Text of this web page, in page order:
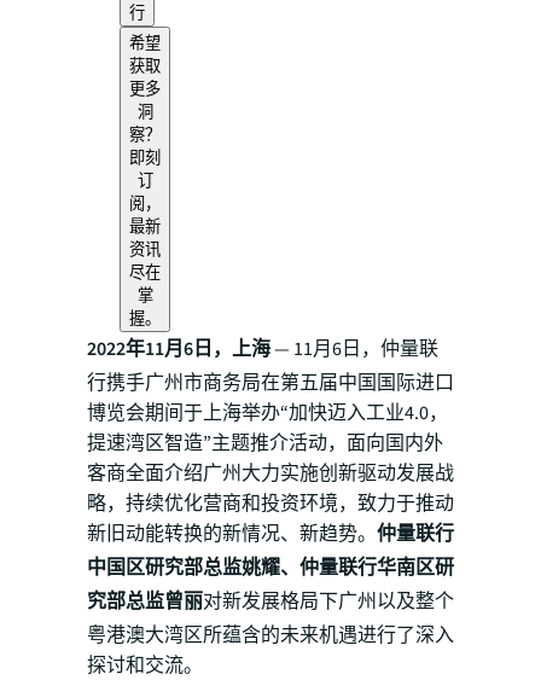
行
希望
获取
更多
洞
察？
即刻
订
阅，
最新
资讯
尽在
掌
握。
2022年11月6日，上海— 11月6日，仲量联
行携手广州市商务局在第五届中国国际进口
博览会期间于上海举办“加快迈入工业4.0，
提速湾区智造”主题推介活动，面向国内外
客商全面介绍广州大力实施创新驱动发展战
略，持续优化营商和投资环境，致力于推动
新旧动能转换的新情况、新趋势。 仲量联行
中国区研究部总监姚耀、仲量联行华南区研
究部总监曾丽对新发展格局下广州以及整个
粤港澳大湾区所蕴含的未来机遇进行了深入
探讨和交流。